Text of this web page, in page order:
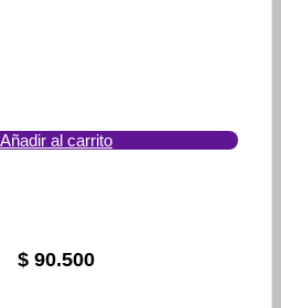
Añadir al carrito
$ 90.500